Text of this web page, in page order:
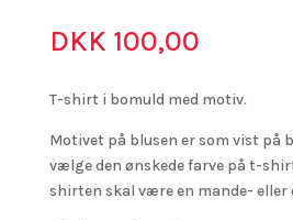
DKK 100,00
T-shirt i bomuld med motiv.
Motivet på blusen er som vist på
vælge den ønskede farve på t-
shirten skal være en mande- eller